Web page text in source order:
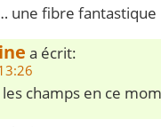
une fibre fantastique
a écrit:
champs en ce